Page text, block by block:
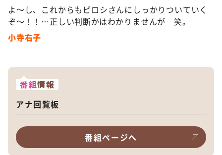
よ〜し、これからもピロシさんにしっかりついていく
ぞ〜！！…正しい判断かはわかりませんが 笑。
小寺右子
番組情報
アナ回覧板
番組ページへ